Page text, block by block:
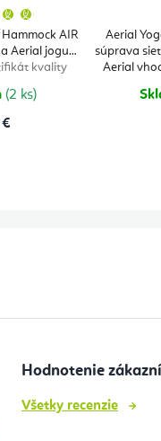
AIR
Aerial jogu
kvality
produktu
je
5,0
z
5
hviezdičiek.
(2 ks)
Aerial
súprava
Aerial
Hodnotenie
Všetky recenzie